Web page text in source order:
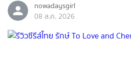
nowadaysgirl
08 ส.ค. 2026